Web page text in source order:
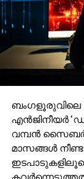
ബംഗളൂരുവിലെ
എന്‍ജിനീയര്‍
വമ്പന്‍ സൈബര്‍
മാസങ്ങള്‍